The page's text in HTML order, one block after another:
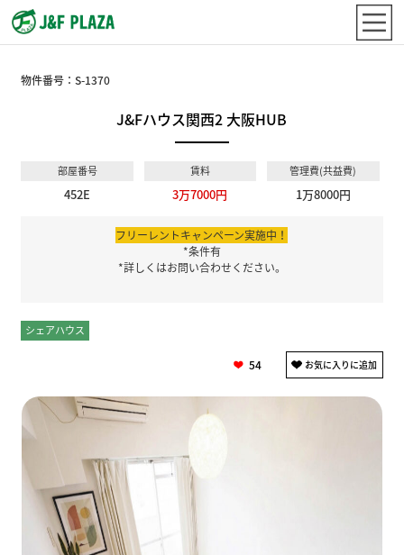
物件番号：S-1370
J&Fハウス関西2 大阪HUB
部屋番号
452E
賃料
3万7000円
管理費(共益費)
1万8000円
フリーレントキャンペーン実施中！
*条件有
*詳しくはお問い合わせください。
シェアハウス
54